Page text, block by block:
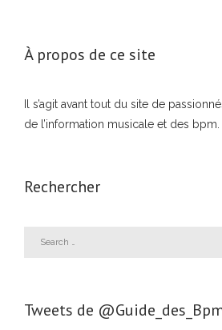
À propos de ce site
Il s’agit avant tout du site de
de l’information musicale et des bpm.
Rechercher
Tweets de